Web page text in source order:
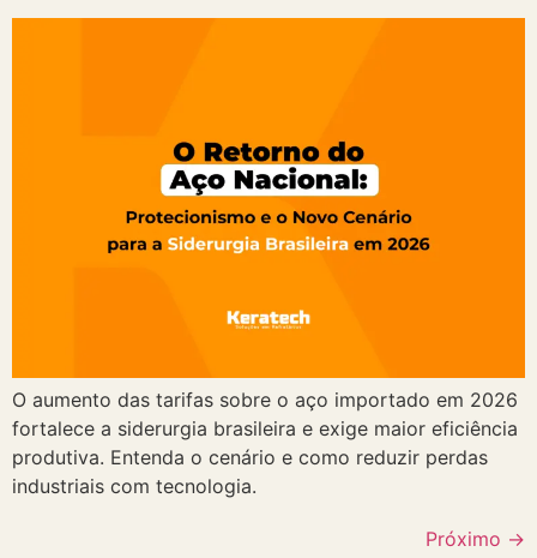
O aumento das tarifas sobre o aço importado em 2026
fortalece a siderurgia brasileira e exige maior eficiência
produtiva. Entenda o cenário e como reduzir perdas
industriais com tecnologia.
Próximo →